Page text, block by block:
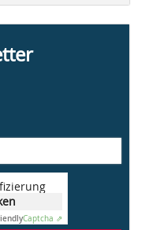
Captcha ⇗